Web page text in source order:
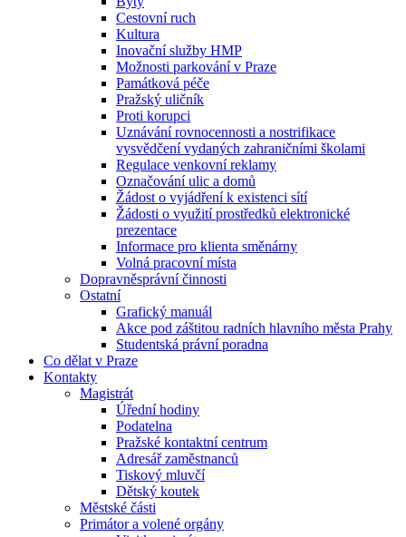
Cestovní ruch
Kultura
Inovační služby HMP
Možnosti parkování v Praze
Památková péče
Pražský uličník
Proti korupci
Uznávání rovnocennosti a nostrifikace
vysvědčení vydaných zahraničními školami
Regulace venkovní reklamy
Označování ulic a domů
Žádost o vyjádření k existenci sítí
Žádosti o využití prostředků elektronické
prezentace
Informace pro klienta směnárny
Volná pracovní místa
Dopravněsprávní činnosti
Ostatní
Grafický manuál
Akce pod záštitou radních hlavního města Prahy
Studentská právní poradna
Co dělat v Praze
Kontakty
Magistrát
Úřední hodiny
Podatelna
Pražské kontaktní centrum
Adresář zaměstnanců
Tiskový mluvčí
Dětský koutek
Městské části
Primátor a volené orgány